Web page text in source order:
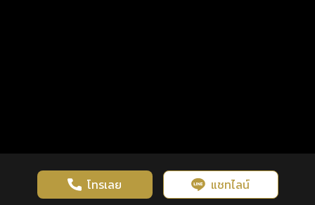
โทรเลย แชทไลน์
เว็บไซต์นี้มีการใช้งานคุกกี้ เพื่อเพิ่มประสิทธิภาพและประสบการณ์ที่ดี
ในการใช้งานเว็บไซต์ นโยบายความเป็นส่วนตัว
รู้ก่อน พร้อมกว่า ทุกจังหวะชีวิต คลิกดูดวงฟรี